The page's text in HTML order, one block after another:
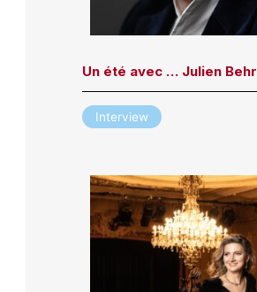
Un été avec … Julien Behr
Interview